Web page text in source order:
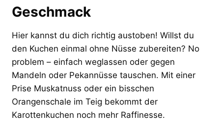
Geschmack
Hier kannst du dich richtig austoben! Willst du
den Kuchen einmal ohne Nüsse zubereiten? No
problem – einfach weglassen oder gegen
Mandeln oder Pekannüsse tauschen. Mit einer
Prise Muskatnuss oder ein bisschen
Orangenschale im Teig bekommt der
Karottenkuchen noch mehr Raffinesse.